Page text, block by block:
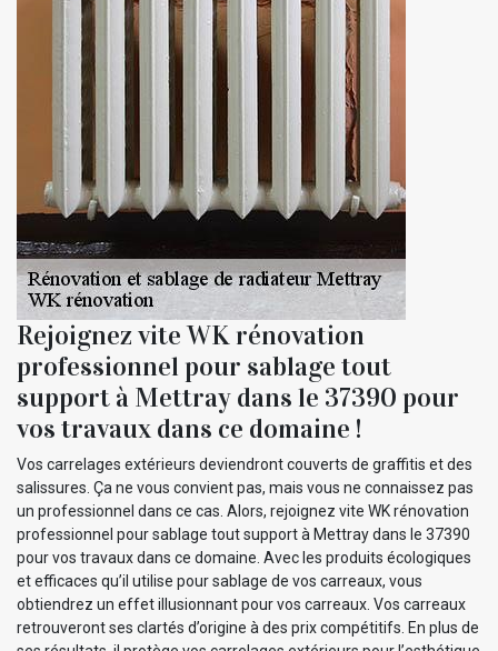
Rejoignez vite WK rénovation
professionnel pour sablage tout
support à Mettray dans le 37390 pour
vos travaux dans ce domaine !
Vos carrelages extérieurs deviendront couverts de graffitis et des
salissures. Ça ne vous convient pas, mais vous ne connaissez pas
un professionnel dans ce cas. Alors, rejoignez vite WK rénovation
professionnel pour sablage tout support à Mettray dans le 37390
pour vos travaux dans ce domaine. Avec les produits écologiques
et efficaces qu’il utilise pour sablage de vos carreaux, vous
obtiendrez un effet illusionnant pour vos carreaux. Vos carreaux
retrouveront ses clartés d’origine à des prix compétitifs. En plus de